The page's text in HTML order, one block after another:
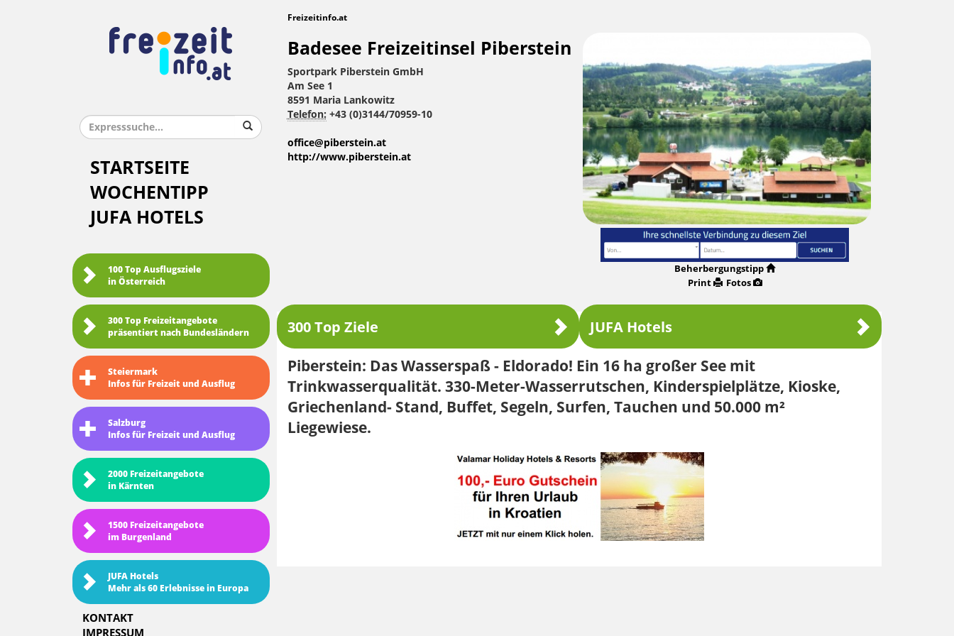
STARTSEITE
WOCHENTIPP
JUFA HOTELS
100 Top Ausflugsziele
in Österreich
300 Top Freizeitangebote
präsentiert nach Bundesländern
Steiermark
Infos für Freizeit und Ausflug
Salzburg
Infos für Freizeit und Ausflug
2000 Freizeitangebote
in Kärnten
1500 Freizeitangebote
im Burgenland
JUFA Hotels
Mehr als 60 Erlebnisse in Europa
KONTAKT
IMPRESSUM
Freizeitinfo.at
Badesee Freizeitinsel Piberstein
Sportpark Piberstein GmbH
Am See 1
8591 Maria Lankowitz
Telefon: +43 (0)3144/70959-10
office@piberstein.at
http://www.piberstein.at
Beherbergungstipp
Print
Fotos
300 Top Ziele JUFA Hotels
Piberstein: Das Wasserspaß - Eldorado! Ein 16 ha großer See mit
Trinkwasserqualität. 330-Meter-Wasserrutschen, Kinderspielplätze, Kioske,
Griechenland- Stand, Buffet, Segeln, Surfen, Tauchen und 50.000 m²
Liegewiese.